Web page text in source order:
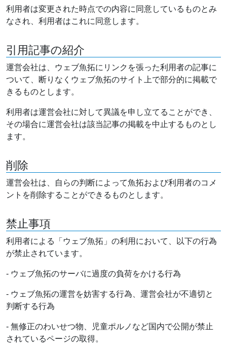
利用者は変更された時点での内容に同意しているものとみ
なされ、利用者はこれに同意します。
引用記事の紹介
運営会社は、ウェブ魚拓にリンクを張った利用者の記事に
ついて、断りなくウェブ魚拓のサイト上で部分的に掲載で
きるものとします。
利用者は運営会社に対して異議を申し立てることができ、
その場合に運営会社は該当記事の掲載を中止するものとし
ます。
削除
運営会社は、自らの判断によって魚拓および利用者のコメ
ントを削除することができるものとします。
禁止事項
利用者による「ウェブ魚拓」の利用において、以下の行為
が禁止されています。
- ウェブ魚拓のサーバに過度の負荷をかける行為
- ウェブ魚拓の運営を妨害する行為、運営会社が不適切と
判断する行為
- 無修正のわいせつ物、児童ポルノなど国内で公開が禁止
されているページの取得。